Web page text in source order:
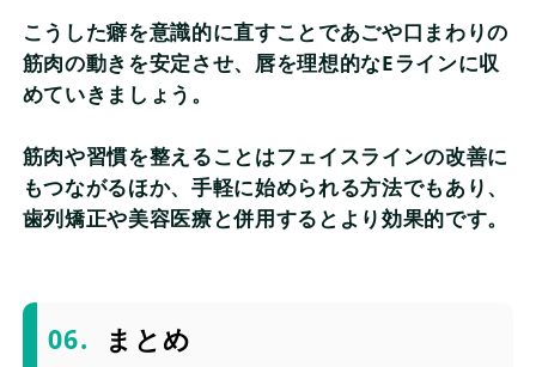
こうした癖を意識的に直すことであごや口まわりの
筋肉の動きを安定させ、唇を理想的なEラインに収
めていきましょう。
筋肉や習慣を整えることはフェイスラインの改善に
もつながるほか、手軽に始められる方法でもあり、
歯列矯正や美容医療と併用するとより効果的です。
まとめ